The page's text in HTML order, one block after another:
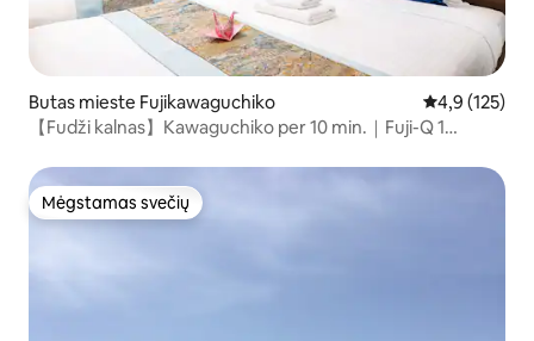
Butas mieste Fujikawaguchiko Vidutinis
4,9 (125)
【Fudži kalnas】Kawaguchiko per 10 min.｜Fuji-Q 1
Mėgstamas svečių
Mėgstamas svečių